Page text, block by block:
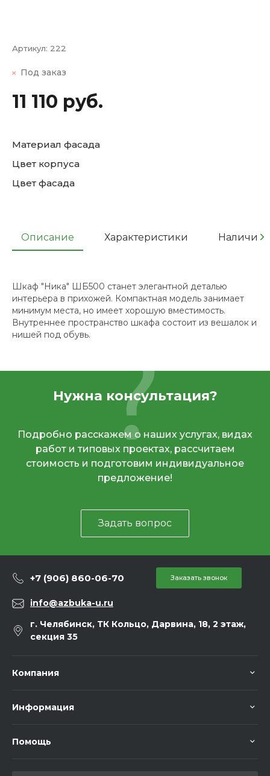
Артикул: 222
Под заказ
11 110 руб.
Материал фасада
Цвет корпуса
Цвет фасада
Описание Характеристики Наличие
Шкаф "Ника" ШБ500 станет элегантной деталью
интерьера в прихожей. Компактная модель занимает
минимум места, но имеет хорошую вместимость.
Внутреннее пространство шкафа состоит из вешалок и
нишей под обувь.
Нужна консультация?
Подробно расскажем о наших услугах, видах
работ и типовых проектах, рассчитаем
стоимость и подготовим индивидуальное
предложение!
Задать вопрос
+7 (906) 860-06-70 Заказать звонок
info@azbuka-u.ru
г. Челябинск, ТК Кольцо, Дарвина, 18, 2 этаж,
секция 35
Компания
Информация
Помощь